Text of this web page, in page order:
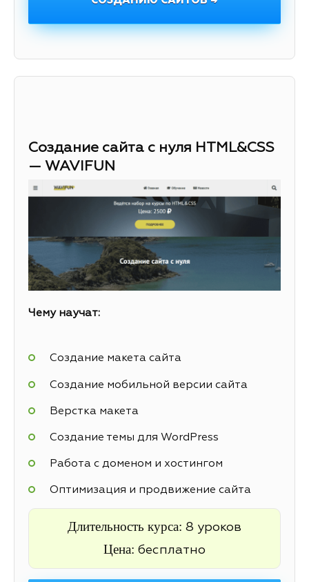
Создание сайта с нуля HTML&CSS
— WAVIFUN
Чему научат:
Создание макета сайта
Создание мобильной версии сайта
Верстка макета
Создание темы для WordPress
Работа с доменом и хостингом
Оптимизация и продвижение сайта
Длительность курса: 8 уроков
Цена: бесплатно